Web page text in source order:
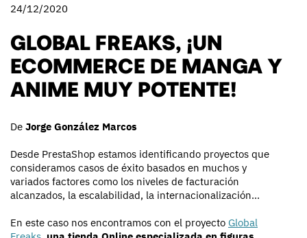
24/12/2020
GLOBAL FREAKS, ¡UN
ECOMMERCE DE MANGA Y
ANIME MUY POTENTE!
De Jorge González Marcos
Desde PrestaShop estamos identificando proyectos que
consideramos casos de éxito basados en muchos y
variados factores como los niveles de facturación
alcanzados, la escalabilidad, la internacionalización...
En este caso nos encontramos con el proyecto Global